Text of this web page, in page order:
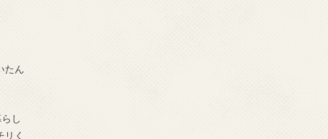
たん
し
く